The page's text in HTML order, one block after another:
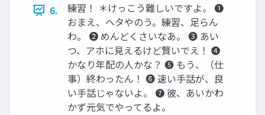
6.
練習！ ＊けっこう難しいですよ。 ➊
おまえ、ヘタやのう。練習、足らん
わ。 ➋ めんどくさいなあ。 ➌ あい
つ、アホに見えるけど賢いでえ！ ➍
かなり年配の人かな？ ➎ もう、（仕
事）終わったん！ ➏ 速い手話が、良
い手話じゃないよ。 ➐ 彼、あいかわ
かず元気でやってるよ。